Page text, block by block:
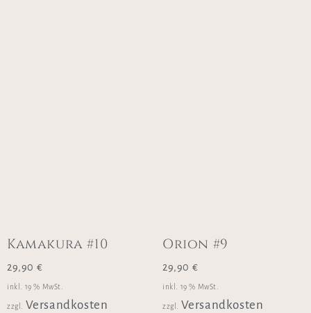
Kamakura #10
29,90 €
inkl. 19 % MwSt.
zzgl. Versandkosten
Orion #9
29,90 €
inkl. 19 % MwSt.
zzgl. Versandkosten